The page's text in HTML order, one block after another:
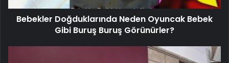
Bebekler Doğduklarında Neden Oyuncak Bebek
Gibi Buruş Buruş Görünürler?